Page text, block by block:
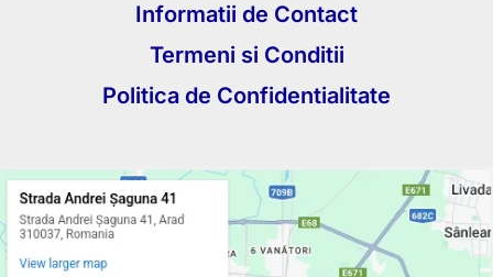
Informatii de Contact
Termeni si Conditii
Politica de Confidentialitate